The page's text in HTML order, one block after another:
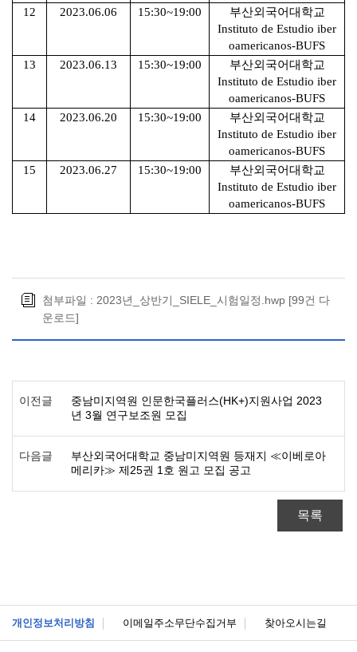
12
2023.06.06 15:30~19:00
부산외국어대학교
Instituto de Estudio iber
oamericanos-BUFS
13
2023.06.13 15:30~19:00
부산외국어대학교
Instituto de Estudio iber
oamericanos-BUFS
14
2023.06.20 15:30~19:00
부산외국어대학교
Instituto de Estudio iber
oamericanos-BUFS
15
2023.06.27 15:30~19:00
부산외국어대학교
Instituto de Estudio iber
oamericanos-BUFS
첨부파일 : 2023년_상반기_SIELE_시험일정.hwp [99건 다
운로드]
이전글
중남미지역원 인문한국플러스(HK+)지원사업 2023
년 3월 연구보조원 모집
다음글
부산외국어대학교 중남미지역원 등재지 ≪이베로아
메리카≫ 제25권 1호 원고 모집 공고
목록
개인정보처리방침 이메일주소무단수집거부 찾아오시는길